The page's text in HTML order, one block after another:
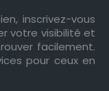
inscrivez-vous
votre visibilité et
facilement.
pour ceux en